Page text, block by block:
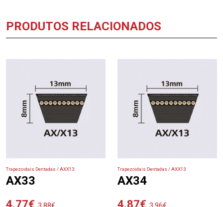
PRODUTOS RELACIONADOS
Trapezoidais Dentadas / AXX13
AX33
4.77€
Trapezoidais Dentadas / AXX13
AX34
4.87€